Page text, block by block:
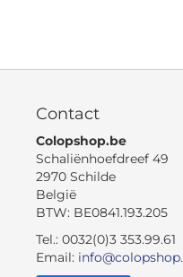
Contact
Colopshop.be
Schaliënhoefdreef 49
2970 Schilde
België
BTW: BE0841.193.205
Tel.: 0032(0)3 353.99.61
Email: